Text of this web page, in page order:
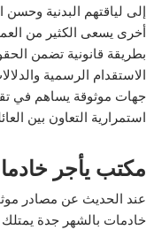
إلى لياقتهم البدنية
أخرى يسعى الكثير من
بطريقة قانونية تضمن
الاستقدام الرسمية
جهات موثوقة يساهم في
استمرارية التعاون بين
مكتب يأجر
عند الحديث عن مصادر
خادمات بالشهر جدة